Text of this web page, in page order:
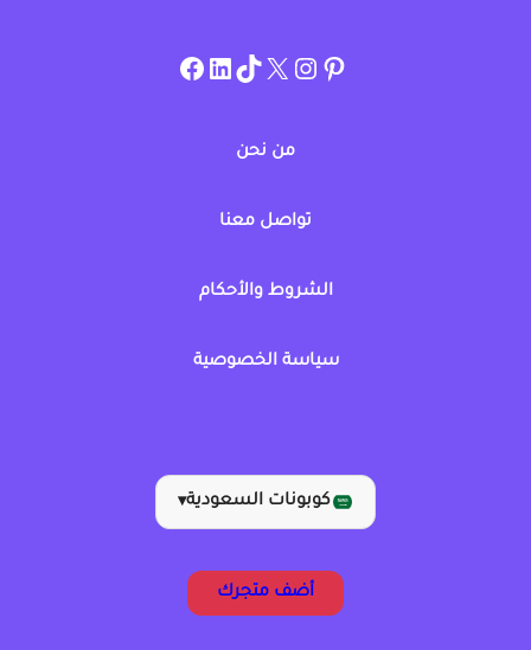
pinterest
allcouponat
twitter
TikTok
linkedin
facebook
من نحن
تواصل معنا
الشروط والأحكام
سياسة الخصوصية
كوبونات السعودية▾
أضف متجرك